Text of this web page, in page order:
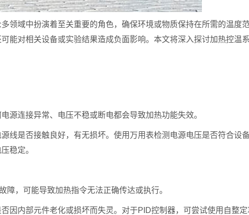
域中扮演着至关重要的角色，确保环境或物质保持在所需的温度
能对相关设备或实验结果造成负面影响。本文将深入探讨加热控温
连接异常、电压不稳或断电都会导致加热功能失效。
是否接触良好，有无损坏。使用万用表检测电源电压是否符合设
稳定。
，可能导致加热指令无法正确传达或执行。
内部元件老化或损坏而失灵。对于PID控制器，可尝试使用自整定